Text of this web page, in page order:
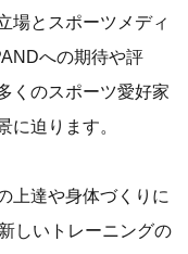
場とスポーツメディ
への期待や評
くのスポーツ愛好家
に迫ります。
上達や身体づくりに
しいトレーニングの